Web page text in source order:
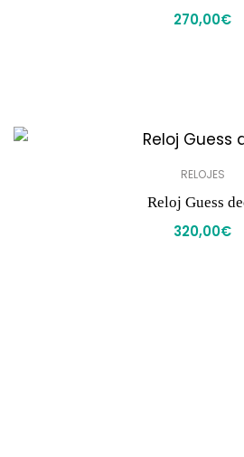
270,00€
RELOJES
Reloj Guess
320,00€